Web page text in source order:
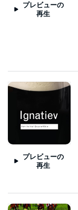
プレビューの
再生
プレビューの
再生